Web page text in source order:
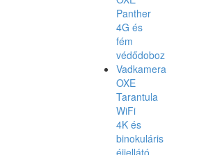
Panther
4G és
fém
védődoboz
Vadkamera
OXE
Tarantula
WiFi
4K és
binokuláris
éjjellátó